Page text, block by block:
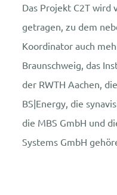
Das Projekt C2T
getragen, zu dem
Koordinator auch
Braunschweig, das
der RWTH Aachen,
BS|Energy, die
die MBS GmbH und
Systems GmbH